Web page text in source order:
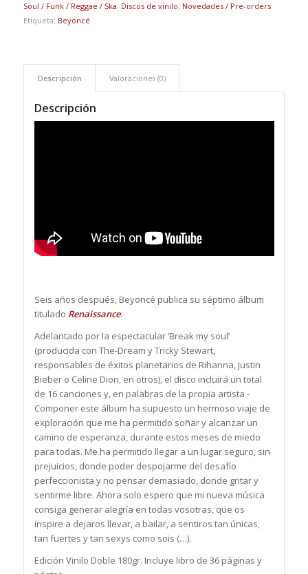
Soul / Funk / Reggae / Ska, Discos de vinilo, Novedades / Pre-orders
Etiqueta: Beyoncé
Descripción Valoraciones (0)
Descripción
Seis años después, Beyoncé publica su séptimo álbum
titulado Renaissance.
Adelantado por la espectacular ‘Break my soul’
(producida con The-Dream y Tricky Stewart,
responsables de éxitos planetarios de Rihanna, Justin
Bieber o Celine Dion, en otros), el disco incluirá un total
de 16 canciones y, en palabras de la propia artista -
Componer este álbum ha supuesto un hermoso viaje de
exploración que me ha permitido soñar y alcanzar un
camino de esperanza, durante estos meses de miedo
para todas. Me ha permitido llegar a un lugar seguro, sin
prejuicios, donde poder despojarme del desafío
perfeccionista y no pensar demasiado, donde gritar y
sentirme libre. Ahora solo espero que mi nueva música
consiga generar alegría en todas vosotras, que os
inspire a dejaros llevar, a bailar, a sentiros tan únicas,
tan fuertes y tan sexys como sois (…).
Edición Vinilo Doble 180gr. Incluye libro de 36 páginas y